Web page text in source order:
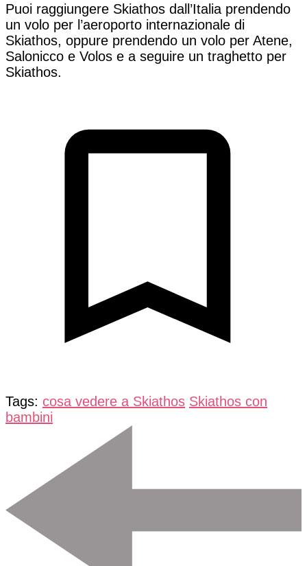
Puoi raggiungere Skiathos dall’Italia prendendo
un volo per l’aeroporto internazionale di
Skiathos, oppure prendendo un volo per Atene,
Salonicco e Volos e a seguire un traghetto per
Skiathos.
Tags: cosa vedere a Skiathos Skiathos con
bambini
Navigation